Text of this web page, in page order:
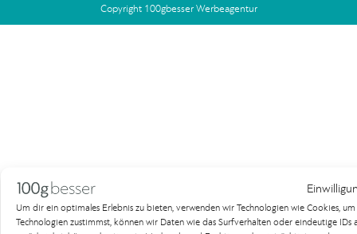
Um dir ein optimales Erlebnis zu bieten, verwenden wir Technologien wie Cookies,
Technologien zustimmst, können wir Daten wie das Surfverhalten oder eindeutige
Copyright 100gbesser Werbeagentur